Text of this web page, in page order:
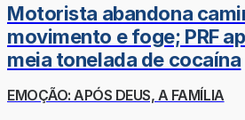
Motorista abandona
movimento e foge; PRF
meia tonelada de cocaína
EMOÇÃO: APÓS DEUS, A FAMÍLIA